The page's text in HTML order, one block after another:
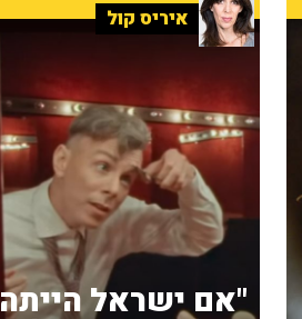
איריס קול
"אם ישראל הייתה